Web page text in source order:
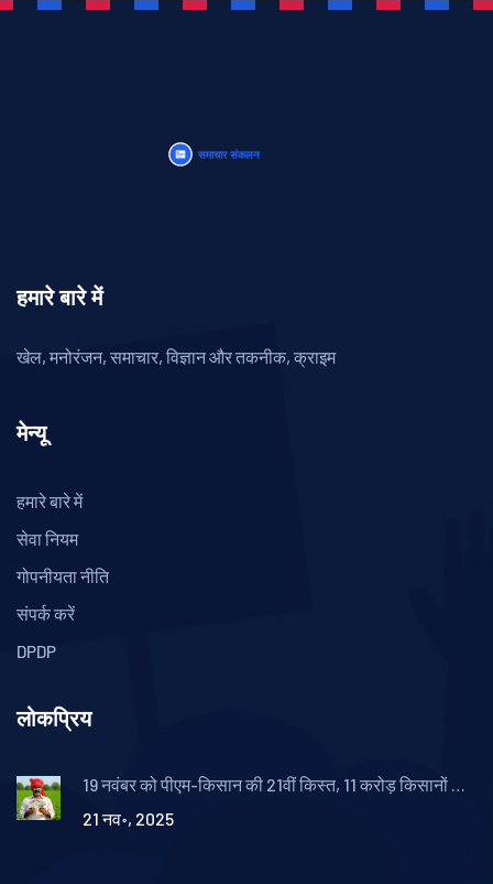
हमारे बारे में
खेल, मनोरंजन, समाचार, विज्ञान और तकनीक, क्राइम
मेन्यू
हमारे बारे में
सेवा नियम
गोपनीयता नीति
संपर्क करें
DPDP
लोकप्रिय
19 नवंबर को पीएम-किसान की 21वीं किस्त, 11 करोड़ किसानों के
21 नव॰, 2025